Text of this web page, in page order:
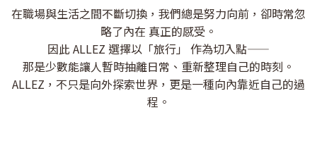
在職場與生活之間不斷切換，我們總是努力向前，卻時常忽
略了內在 真正的感受。
因此 ALLEZ 選擇以「旅行」 作為切入點——
那是少數能讓人暫時抽離日常、重新整理自己的時刻。
ALLEZ，不只是向外探索世界，更是一種向內靠近自己的過
程。